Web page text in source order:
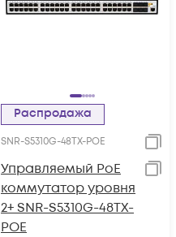
Распродажа
SNR-S5310G-48TX-POE
Управляемый PoE
коммутатор уровня
2+ SNR-S5310G-48TX-
POE